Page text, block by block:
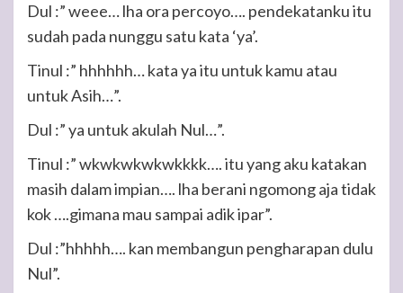
Dul :” weee… lha ora percoyo…. pendekatanku itu
sudah pada nunggu satu kata ‘ya’.
Tinul :” hhhhhh… kata ya itu untuk kamu atau
untuk Asih…”.
Dul :” ya untuk akulah Nul…”.
Tinul :” wkwkwkwkwkkkk…. itu yang aku katakan
masih dalam impian…. lha berani ngomong aja tidak
kok ….gimana mau sampai adik ipar”.
Dul :”hhhhh…. kan membangun pengharapan dulu
Nul”.